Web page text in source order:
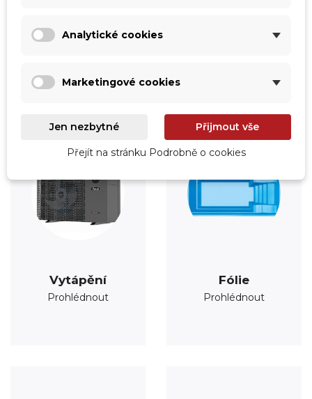
Kategorie
Vytápění
Prohlédnout
Fólie
Prohlédnout
Analytické cookies
Marketingové cookies
Jen nezbytné Přijmout vše
Přejít na stránku Podrobně o cookies